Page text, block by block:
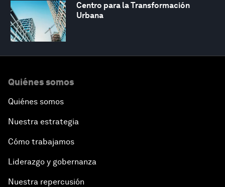
Centro para la Transformación
Urbana
Quiénes somos
Quiénes somos
Nuestra estrategia
Cómo trabajamos
Liderazgo y gobernanza
Nuestra repercusión